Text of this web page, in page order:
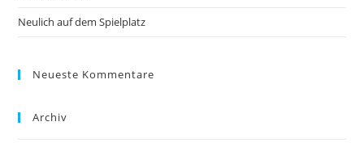
Neulich auf dem Spielplatz
Neueste Kommentare
Archiv